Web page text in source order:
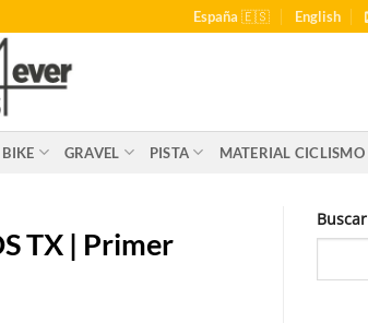
España 🇪🇸 English
GRAVEL PISTA MATERIAL CICLISMO
TX | Primer
Buscar